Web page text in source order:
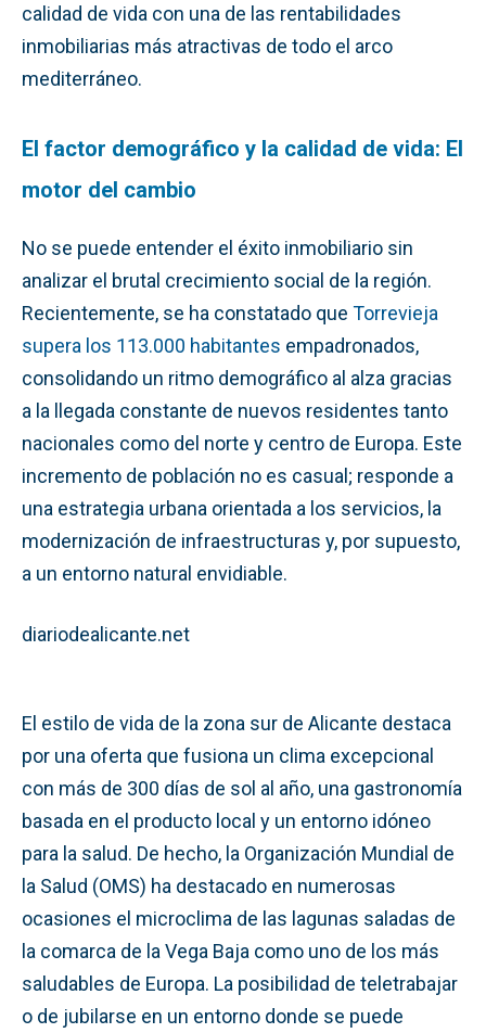
calidad de vida con una de las rentabilidades
inmobiliarias más atractivas de todo el arco
mediterráneo.
El factor demográfico y la calidad de vida: El
motor del cambio
No se puede entender el éxito inmobiliario sin
analizar el brutal crecimiento social de la región.
Recientemente, se ha constatado que Torrevieja
supera los 113.000 habitantes empadronados,
consolidando un ritmo demográfico al alza gracias
a la llegada constante de nuevos residentes tanto
nacionales como del norte y centro de Europa. Este
incremento de población no es casual; responde a
una estrategia urbana orientada a los servicios, la
modernización de infraestructuras y, por supuesto,
a un entorno natural envidiable.
diariodealicante.net
El estilo de vida de la zona sur de Alicante destaca
por una oferta que fusiona un clima excepcional
con más de 300 días de sol al año, una gastronomía
basada en el producto local y un entorno idóneo
para la salud. De hecho, la Organización Mundial de
la Salud (OMS) ha destacado en numerosas
ocasiones el microclima de las lagunas saladas de
la comarca de la Vega Baja como uno de los más
saludables de Europa. La posibilidad de teletrabajar
o de jubilarse en un entorno donde se puede